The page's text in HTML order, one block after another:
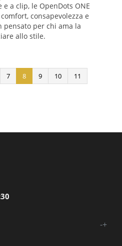
a clip, le OpenDots ONE
consapevolezza e
per chi ama la
allo stile.
7 8 9 10
11
+
-